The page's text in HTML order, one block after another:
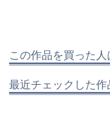
この作品を買った
最近チェックした作